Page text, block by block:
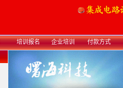
培训报名 企业培训 付款方式